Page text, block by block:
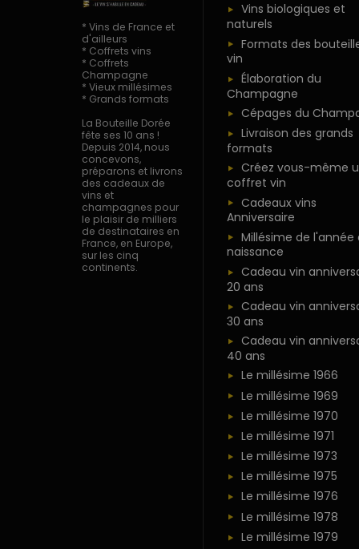
* Vins de France et
d'ailleurs
* Coffrets vins
* Coffrets
Champagne
* Vieux millésimes
* Grands formats
La Bouteille Dorée
fête ses 10 ans !
Depuis 2014, nous
concevons,
préparons et livrons
des cadeaux de
vins et
champagnes pour
le plaisir de milliers
de destinataires en
France, en Europe,
sur les cinq
continents.
Vins biologiques et
naturels
Formats des
vin
Élaboration du
Champagne
Cépages du
Livraison des grands
formats
Créez vous-même
coffret vin
Cadeaux vins
Anniversaire
Millésime de l'année
naissance
Cadeau vin
20 ans
Cadeau vin
30 ans
Cadeau vin
40 ans
Le millésime 1966
Le millésime 1969
Le millésime 1970
Le millésime 1971
Le millésime 1973
Le millésime 1975
Le millésime 1976
Le millésime 1978
Le millésime 1979